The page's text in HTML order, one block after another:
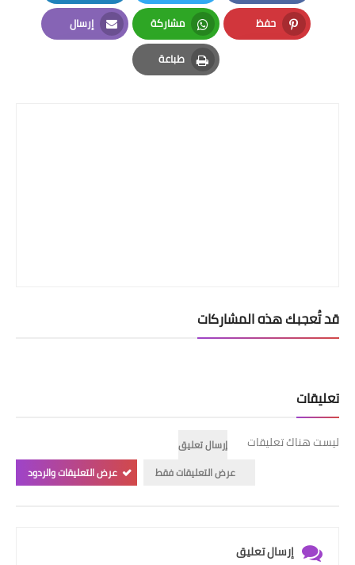
Facebook
Twitter
LinkedIn
حفظ
Pinterest
مشاركة
Whatsapp
إرسال
Email
طباعة
Print
قد تُعجبك هذه المشاركات
تعليقات
ليست هناك تعليقات
إرسال تعليق
عرض التعليقات فقط
عرض التعليقات والردود
إرسال تعليق